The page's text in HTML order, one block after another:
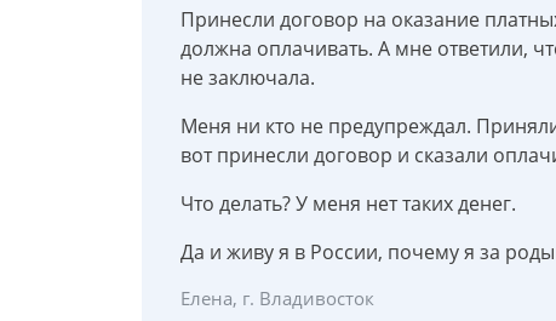
Принесли договор на оказание
должна оплачивать. А мне ответили,
не заключала.
Меня ни кто не предупреждал.
вот принесли договор и сказали
Что делать? У меня нет таких денег.
Да и живу я в России, почему я за
Елена, г. Владивосток